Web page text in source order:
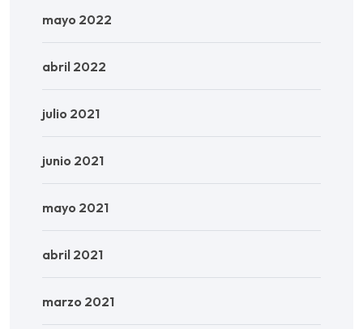
mayo 2022
abril 2022
julio 2021
junio 2021
mayo 2021
abril 2021
marzo 2021